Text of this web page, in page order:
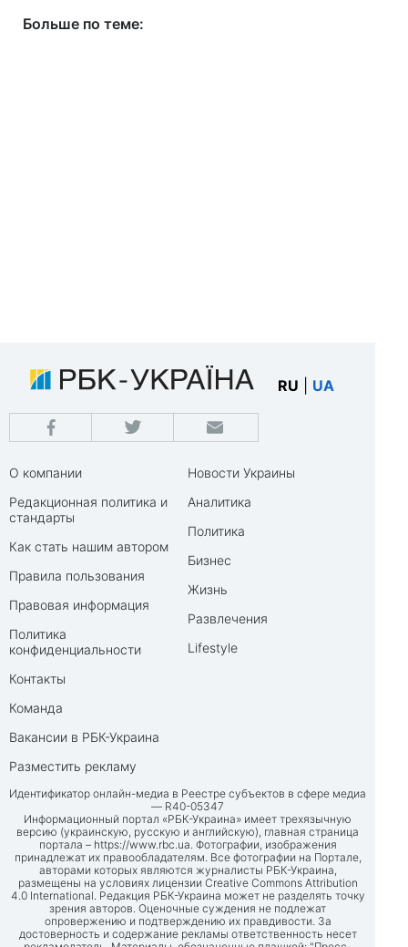
Больше по теме:
RU UA
О компании
Редакционная политика и
стандарты
Как стать нашим автором
Правила пользования
Правовая информация
Политика
конфиденциальности
Контакты
Команда
Вакансии в РБК-Украина
Разместить рекламу
Новости Украины
Аналитика
Политика
Бизнес
Жизнь
Развлечения
Lifestyle
Идентификатор онлайн-медиа в Реестре субъектов в сфере медиа
— R40-05347
Информационный портал «РБК-Украина» имеет трехязычную
версию (украинскую, русскую и английскую), главная страница
портала – https://www.rbc.ua. Фотографии, изображения
принадлежат их правообладателям. Все фотографии на Портале,
авторами которых являются журналисты РБК-Украина,
размещены на условиях лицензии Creative Commons Attribution
4.0 International. Редакция РБК-Украина может не разделять точку
зрения авторов. Оценочные суждения не подлежат
опровержению и подтверждению их правдивости. За
достоверность и содержание рекламы ответственность несет